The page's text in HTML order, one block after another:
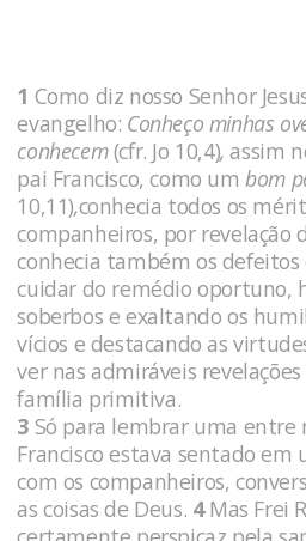
1 Como diz nosso Senhor
evangelho: Conheço minhas
conhecem(cfr. Jo 10,4),assim
pai Francisco, como um bom
10,11),conhecia todos os
companheiros, por revelação
conhecia também os defeitos
cuidar do remédio oportuno,
soberbos e exaltando os
vícios e destacando as
ver nas admiráveis
família primitiva.
3 Só para lembrar uma entre
Francisco estava sentado
com os companheiros,
as coisas de Deus. 4Mas Frei